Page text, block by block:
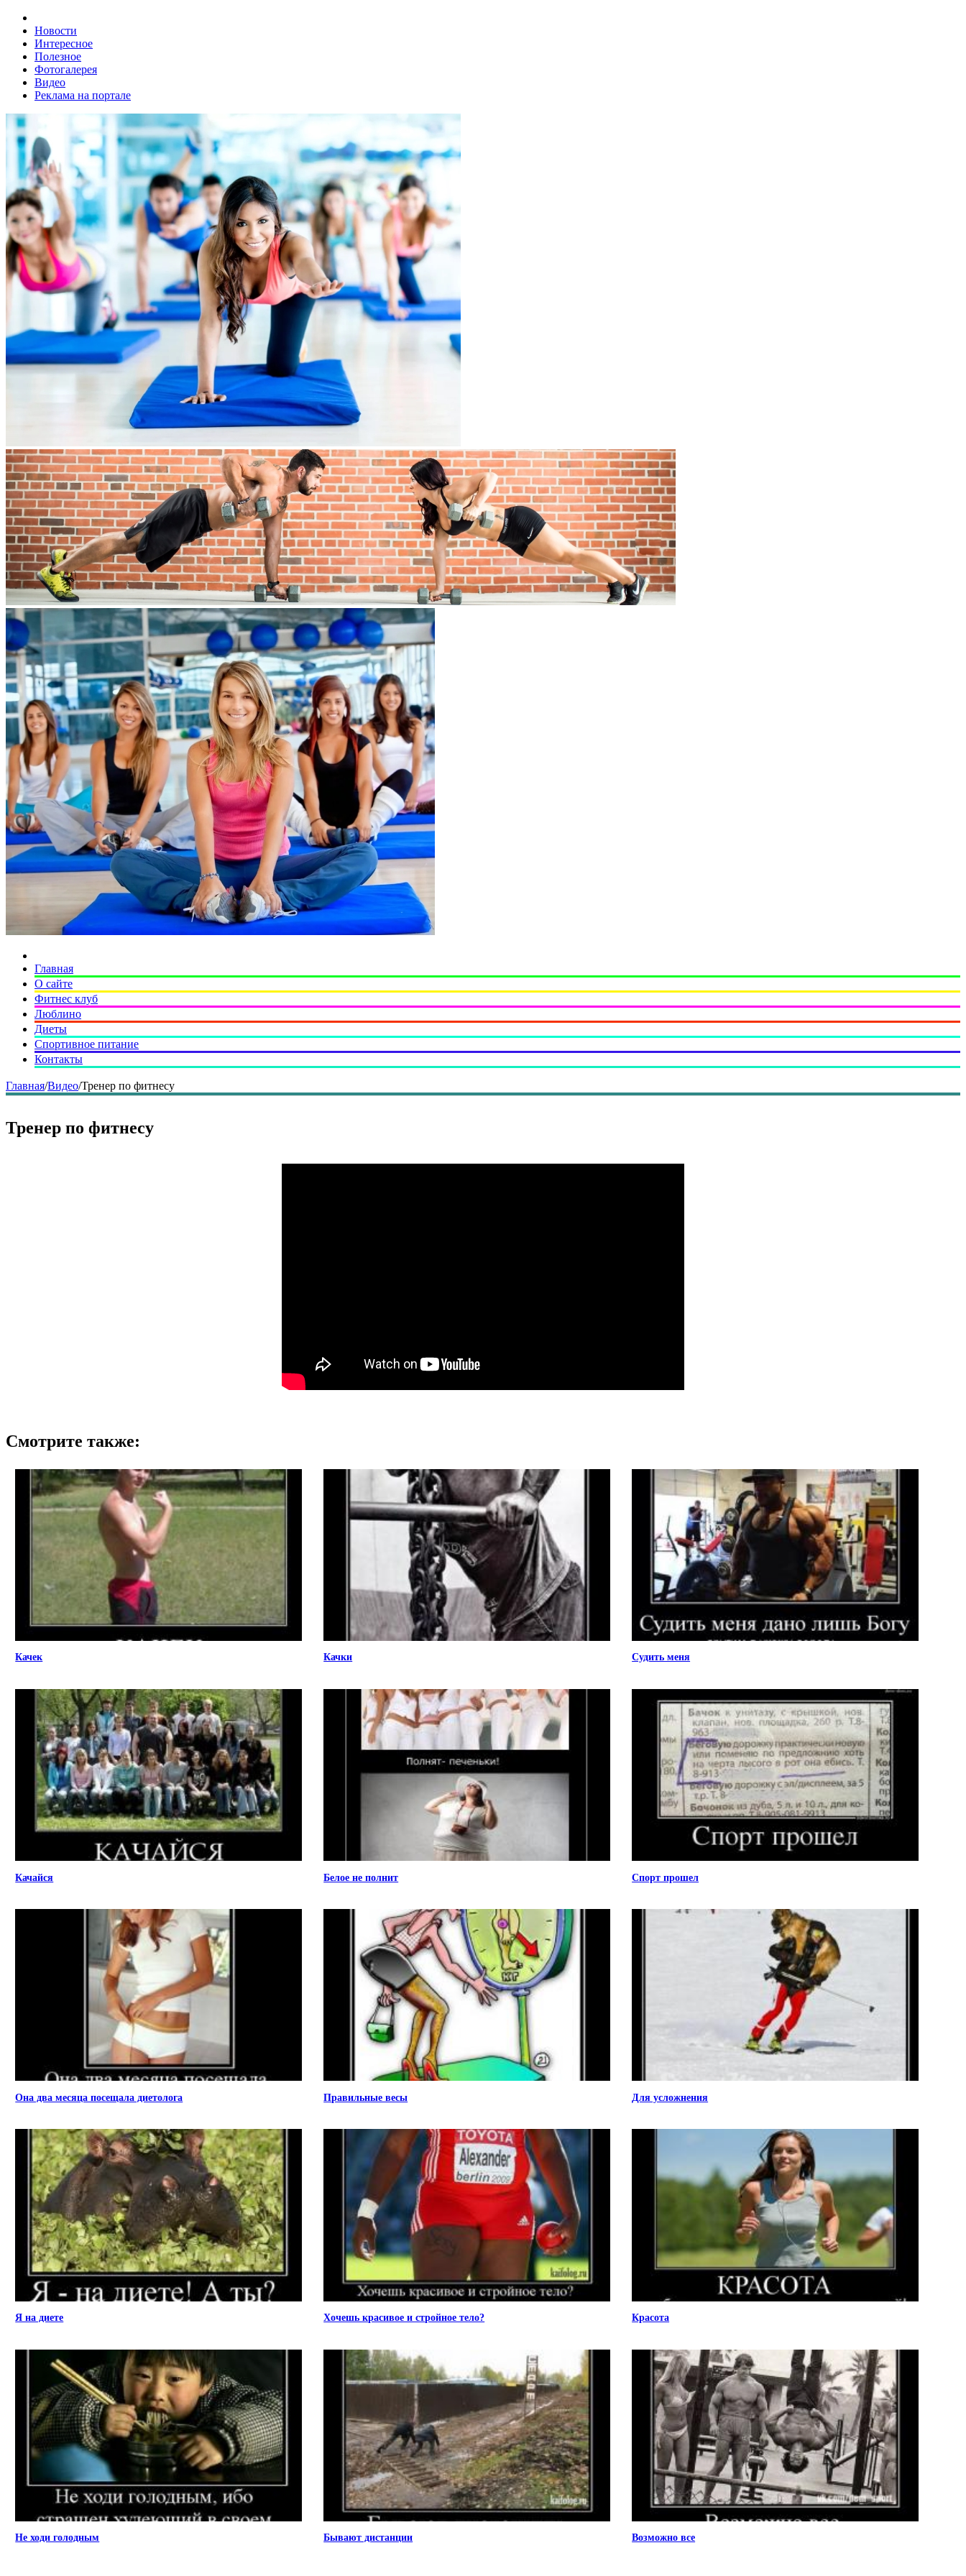
Новости
Интересное
Полезное
Фотогалерея
Видео
Реклама на портале
Главная
О сайте
Фитнес клуб
Люблино
Диеты
Спортивное питание
Контакты
Главная/Видео/Тренер по фитнесу
Тренер по фитнесу
Смотрите также:
Качек Качки Судить меня
Качайся Белое не полнит Спорт прошел
Она два месяца посещала диетолога Правильные весы Для усложнения
Я на диете Хочешь красивое и стройное тело? Красота
Не ходи голодным Бывают дистанции Возможно все